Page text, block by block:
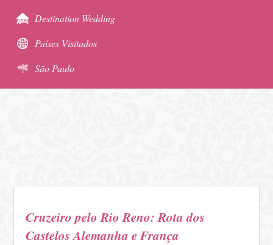
Destination Wedding
Países Visitados
São Paulo
Cruzeiro pelo Rio Reno: Rota dos
Castelos Alemanha e França